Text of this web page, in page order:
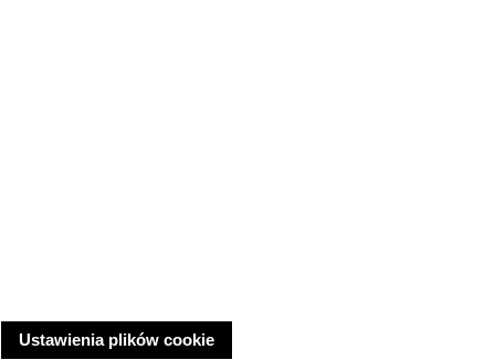
Ustawienia plików cookie